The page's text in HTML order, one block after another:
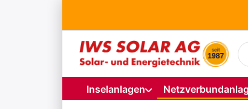
Inselanlagen